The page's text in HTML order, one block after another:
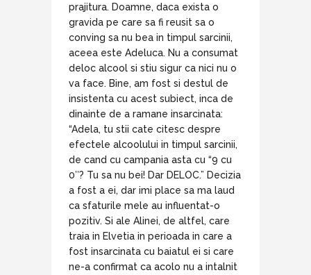
prajitura. Doamne, daca exista o
gravida pe care sa fi reusit sa o
conving sa nu bea in timpul sarcinii,
aceea este Adeluca. Nu a consumat
deloc alcool si stiu sigur ca nici nu o
va face. Bine, am fost si destul de
insistenta cu acest subiect, inca de
dinainte de a ramane insarcinata:
“Adela, tu stii cate citesc despre
efectele alcoolului in timpul sarcinii,
de cand cu campania asta cu “9 cu
0″? Tu sa nu bei! Dar DELOC.” Decizia
a fost a ei, dar imi place sa ma laud
ca sfaturile mele au influentat-o
pozitiv. Si ale Alinei, de altfel, care
traia in Elvetia in perioada in care a
fost insarcinata cu baiatul ei si care
ne-a confirmat ca acolo nu a intalnit